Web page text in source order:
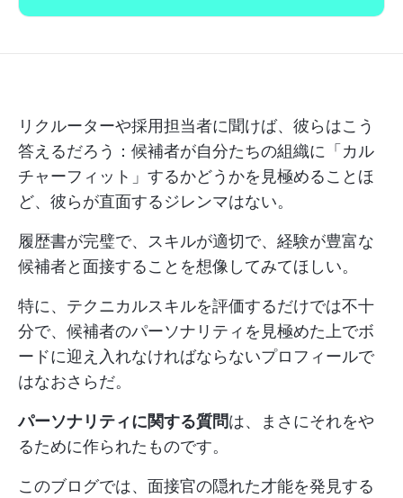
リクルーターや採用担当者に聞けば、彼らはこう
答えるだろう：候補者が自分たちの組織に「カル
チャーフィット」するかどうかを見極めることほ
ど、彼らが直面するジレンマはない。
履歴書が完璧で、スキルが適切で、経験が豊富な
候補者と面接することを想像してみてほしい。
特に、テクニカルスキルを評価するだけでは不十
分で、候補者のパーソナリティを見極めた上でボ
ードに迎え入れなければならないプロフィールで
はなおさらだ。
パーソナリティに関する質問は、まさにそれをや
るために作られたものです。
このブログでは、面接官の隠れた才能を発見する